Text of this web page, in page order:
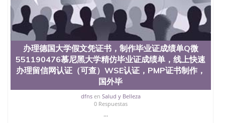
业生大多可以在其所处地域的世界硅谷中心得到工作
机会。许多硅谷公司甚至在学生大三和大四的学期提
供许多相应科系的实习机会。无论是加州大学系统
(UC)，还是加州州立大学系统(CSU), 圣何塞州立大学
都占据着加州所有大学中的地理位置。 圣何塞州立大
学座落于硅谷(Silicon Valley), 于附近的旧金山-圣何塞
地区为全美的重要科技中心。约有学生三万人，超过
134种学士学科和65个硕士学科，并有来自世界60余
国的学生来此就读。其有名的科系如计算机科学，电
子工程学，工商管理学，艺术设计，和航空学等，深
受性肯定及好评；而各种大学部和研究所的商学课程
办理德国大学假文凭证书，制作毕业证成绩单Q微
551190476慕尼黑大学精仿毕业证成绩单，线上快速
办理留信网认证（可查）WSE认证，PMP证书制作，
国外毕
dfnsen Salud y Belleza
0 Respuestas
...